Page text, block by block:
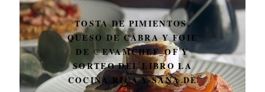
CALZONE DE SALAMI Y
JAMÓN DE YORK